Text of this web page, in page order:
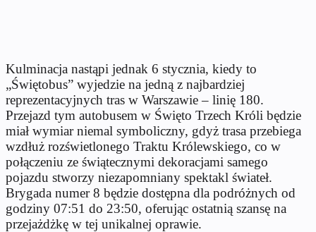
Kulminacja nastąpi jednak 6 stycznia, kiedy to
„Świętobus” wyjedzie na jedną z najbardziej
reprezentacyjnych tras w Warszawie – linię 180.
Przejazd tym autobusem w Święto Trzech Króli będzie
miał wymiar niemal symboliczny, gdyż trasa przebiega
wzdłuż rozświetlonego Traktu Królewskiego, co w
połączeniu ze świątecznymi dekoracjami samego
pojazdu stworzy niezapomniany spektakl świateł.
Brygada numer 8 będzie dostępna dla podróżnych od
godziny 07:51 do 23:50, oferując ostatnią szansę na
przejażdżkę w tej unikalnej oprawie.